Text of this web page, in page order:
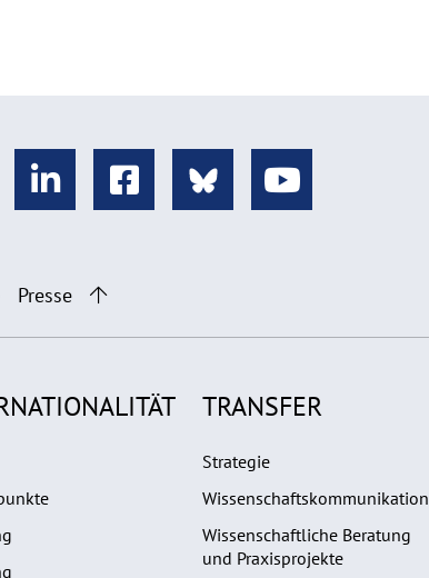
Presse
TRANSFER
Strategie
Wissenschaftskommunikation
Wissenschaftliche Beratung
und Praxisprojekte